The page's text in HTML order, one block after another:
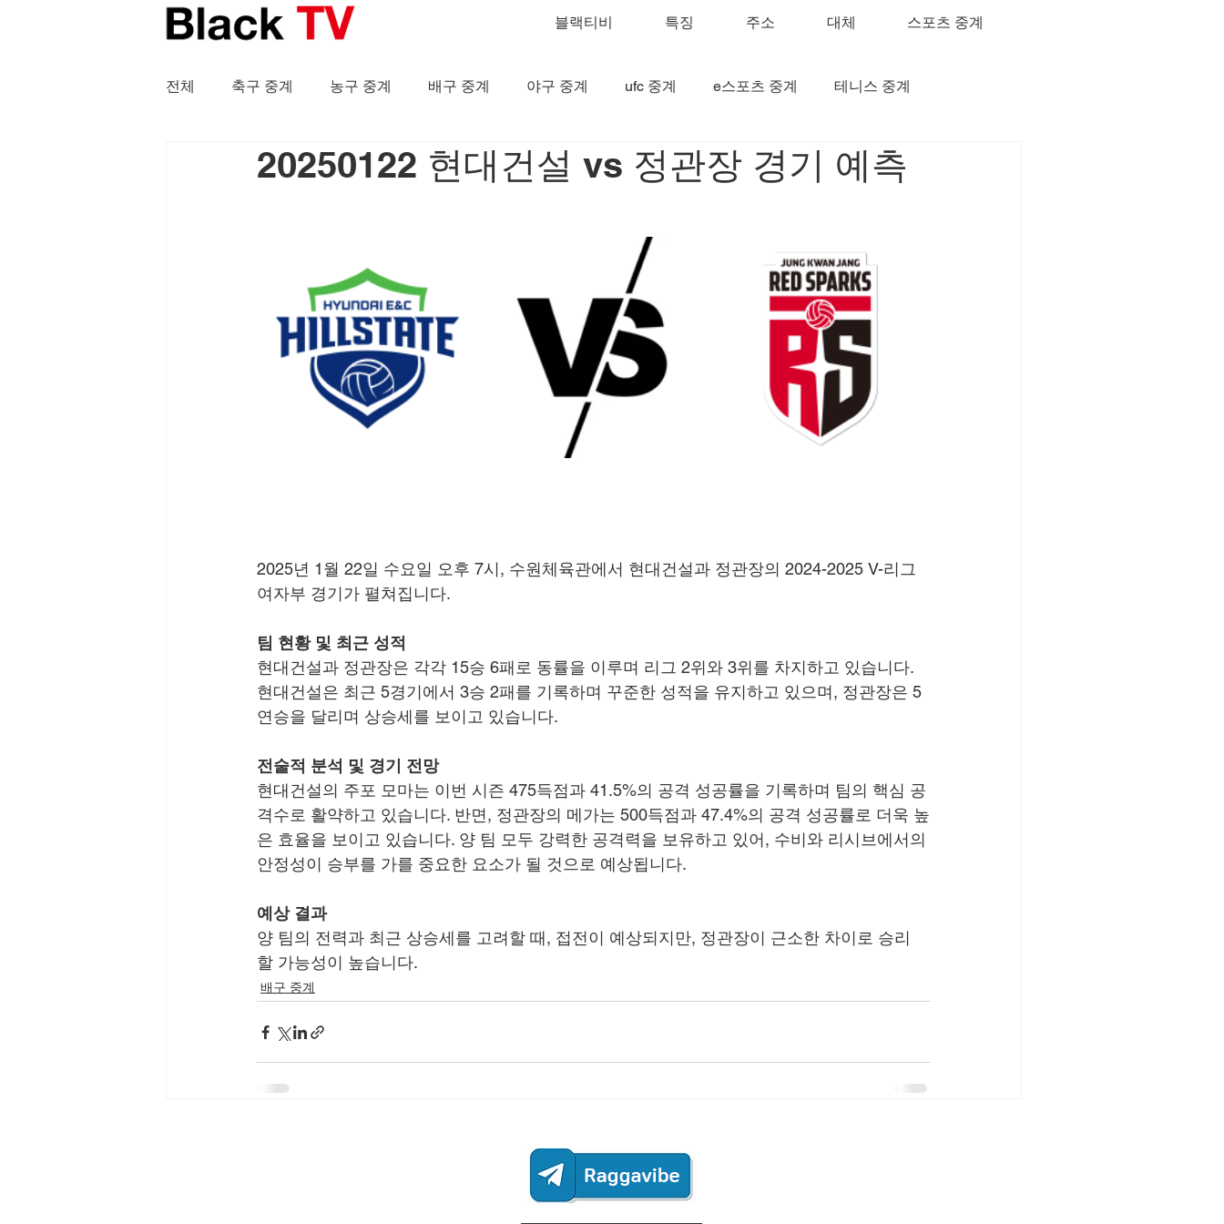
블랙티비 특징 주소 대체 스포츠 중계
전체 축구 중계 농구 중계 배구 중계 야구 중계 ufc 중계 e스포츠 중계 테니스 중계
20250122 현대건설 vs 정관장 경기 예측
2025년 1월 22일 수요일 오후 7시, 수원체육관에서 현대건설과 정관장의 2024-2025 V-리그
여자부 경기가 펼쳐집니다.
팀 현황 및 최근 성적
현대건설과 정관장은 각각 15승 6패로 동률을 이루며 리그 2위와 3위를 차지하고 있습니다.
현대건설은 최근 5경기에서 3승 2패를 기록하며 꾸준한 성적을 유지하고 있으며, 정관장은 5
연승을 달리며 상승세를 보이고 있습니다.
전술적 분석 및 경기 전망
현대건설의 주포 모마는 이번 시즌 475득점과 41.5%의 공격 성공률을 기록하며 팀의 핵심 공
격수로 활약하고 있습니다. 반면, 정관장의 메가는 500득점과 47.4%의 공격 성공률로 더욱 높
은 효율을 보이고 있습니다. 양 팀 모두 강력한 공격력을 보유하고 있어, 수비와 리시브에서의
안정성이 승부를 가를 중요한 요소가 될 것으로 예상됩니다.
예상 결과
양 팀의 전력과 최근 상승세를 고려할 때, 접전이 예상되지만, 정관장이 근소한 차이로 승리
할 가능성이 높습니다.
배구 중계